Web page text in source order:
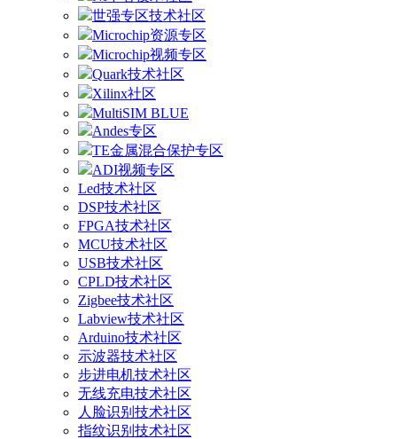
世强专区技术社区
Microchip资源专区
Microchip视频专区
Quark技术社区
Xilinx社区
MultiSIM BLUE
Andes专区
TE金属混合保护专区
ADI视频专区
Led技术社区
DSP技术社区
FPGA技术社区
MCU技术社区
USB技术社区
CPLD技术社区
Zigbee技术社区
Labview技术社区
Arduino技术社区
示波器技术社区
步进电机技术社区
无线充电技术社区
人脸识别技术社区
指纹识别技术社区